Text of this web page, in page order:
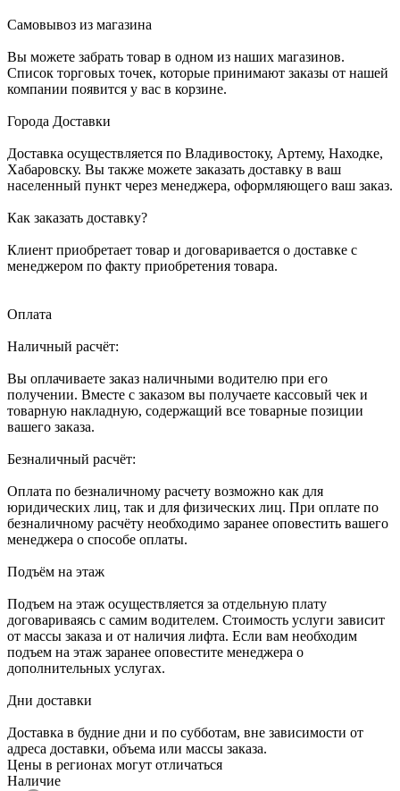
Самовывоз из магазина
Вы можете забрать товар в одном из наших магазинов.
Список торговых точек, которые принимают заказы от нашей
компании появится у вас в корзине.
Города Доставки
Доставка осуществляется по Владивостоку, Артему, Находке,
Хабаровску. Вы также можете заказать доставку в ваш
населенный пункт через менеджера, оформляющего ваш заказ.
Как заказать доставку?
Клиент приобретает товар и договаривается о доставке с
менеджером по факту приобретения товара.
Оплата
Наличный расчёт:
Вы оплачиваете заказ наличными водителю при его
получении. Вместе с заказом вы получаете кассовый чек и
товарную накладную, содержащий все товарные позиции
вашего заказа.
Безналичный расчёт:
Оплата по безналичному расчету возможно как для
юридических лиц, так и для физических лиц. При оплате по
безналичному расчёту необходимо заранее оповестить вашего
менеджера о способе оплаты.
Подъём на этаж
Подъем на этаж осуществляется за отдельную плату
договариваясь с самим водителем. Стоимость услуги зависит
от массы заказа и от наличия лифта. Если вам необходим
подъем на этаж заранее оповестите менеджера о
дополнительных услугах.
Дни доставки
Доставка в будние дни и по субботам, вне зависимости от
адреса доставки, объема или массы заказа.
Цены в регионах могут отличаться
Наличие